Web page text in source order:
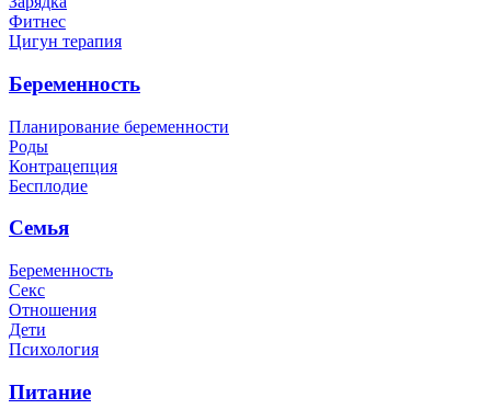
Фитнес
Цигун терапия
Беременность
Планирование беременности
Роды
Контрацепция
Бесплодие
Семья
Беременность
Секс
Отношения
Дети
Психология
Питание